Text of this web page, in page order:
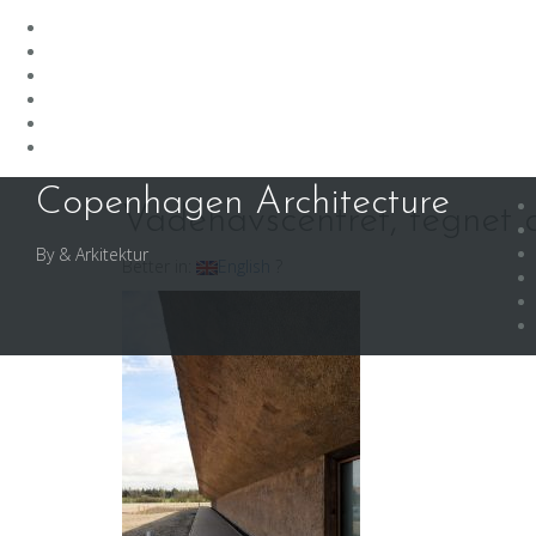
Copenhagen Architecture
By & Arkitektur
Vadehavscentret,
Better in: